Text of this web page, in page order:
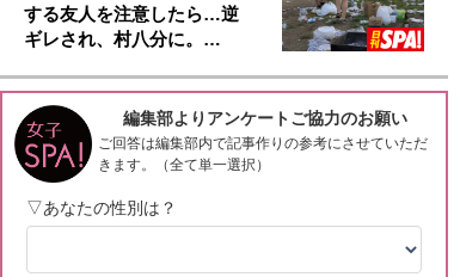
する友人を注意したら…逆
ギレされ、村八分に。…